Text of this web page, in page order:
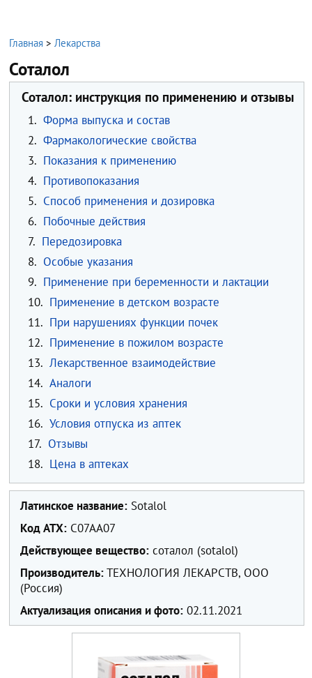
Главная >Лекарства
Соталол
Соталол: инструкция по применению и отзывы
1. Форма выпуска и состав
2. Фармакологические свойства
3. Показания к применению
4. Противопоказания
5. Способ применения и дозировка
6. Побочные действия
7. Передозировка
8. Особые указания
9. Применение при беременности и лактации
10. Применение в детском возрасте
11. При нарушениях функции почек
12. Применение в пожилом возрасте
13. Лекарственное взаимодействие
14. Аналоги
15. Сроки и условия хранения
16. Условия отпуска из аптек
17. Отзывы
18. Цена в аптеках
Латинское название: Sotalol
Код ATX: C07AA07
Действующее вещество: соталол (sotalol)
Производитель:ТЕХНОЛОГИЯ ЛЕКАРСТВ, ООО
(Россия)
Актуализация описания и фото: 02.11.2021